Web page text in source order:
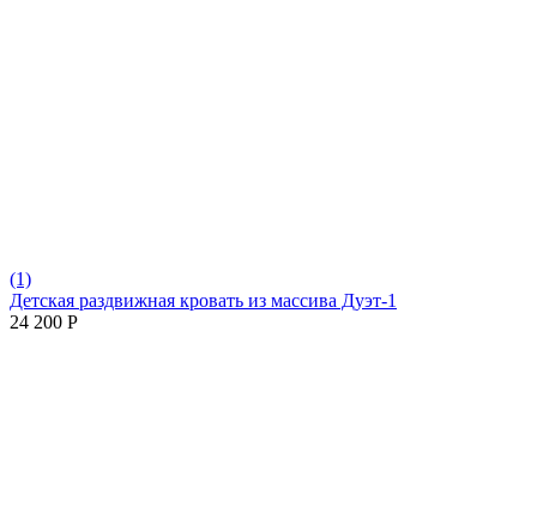
(1)
Детская раздвижная кровать из массива Дуэт-1
24 200 Р